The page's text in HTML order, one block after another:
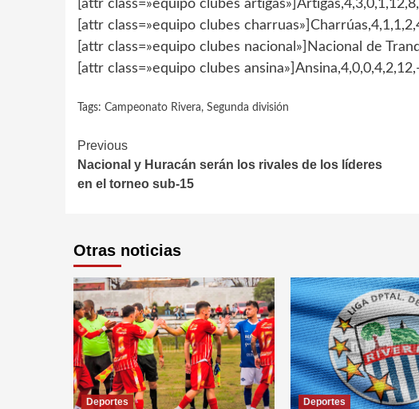
[attr class=»equipo clubes
[attr class=»equipo clubes
[attr class=»equipo clubes nacional»]Nacional de
[attr class=»equipo clubes
Tags: Campeonato Rivera, Segunda división
Continue
Reading
Previous
Nacional y Huracán serán los rivales de los líderes
en el torneo sub-15
Otras noticias
Deportes Deportes